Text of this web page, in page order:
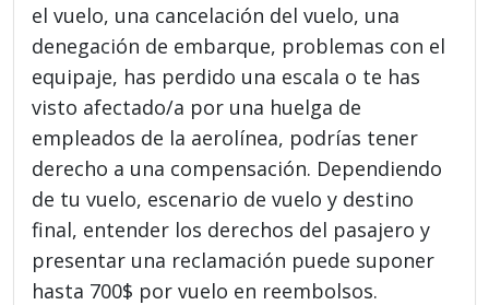
el vuelo, una cancelación del vuelo, una
denegación de embarque, problemas con el
equipaje, has perdido una escala o te has
visto afectado/a por una huelga de
empleados de la aerolínea, podrías tener
derecho a una compensación. Dependiendo
de tu vuelo, escenario de vuelo y destino
final, entender los derechos del pasajero y
presentar una reclamación puede suponer
hasta 700$ por vuelo en reembolsos.